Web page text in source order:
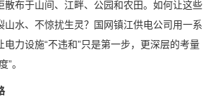
散布于山间、江畔、公园和农田。如何让这些
山水、不惊扰生灵？国网镇江供电公司用一系
力设施“不违和”只是第一步，更深层的考量
”。